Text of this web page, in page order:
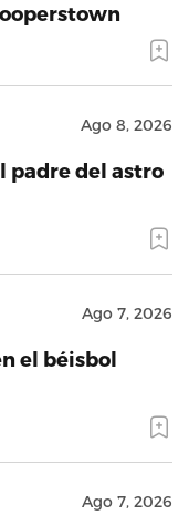
Ago 8, 2026
padre del astro
Ago 7, 2026
el béisbol
Ago 7, 2026